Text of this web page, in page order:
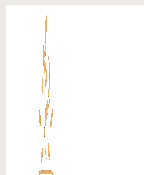
содержимому